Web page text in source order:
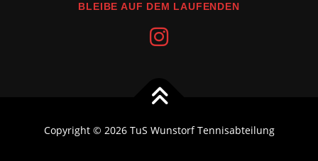
BLEIBE AUF DEM LAUFENDEN
Copyright © 2026 TuS Wunstorf Tennisabteilung